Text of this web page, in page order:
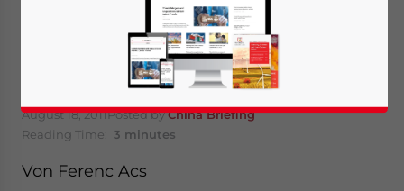
„White Collar“
Bereich
August 18, 2011Posted byChina Briefing
Reading Time: 3 minutes
Von Ferenc Acs